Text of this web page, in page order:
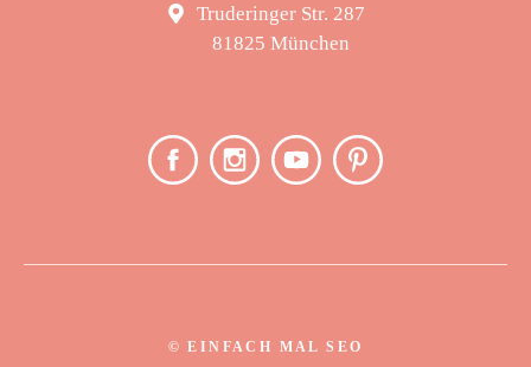
Truderinger Str. 287
81825 München
©EINFACH MAL SEO